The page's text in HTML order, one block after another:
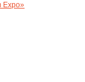
Expo»